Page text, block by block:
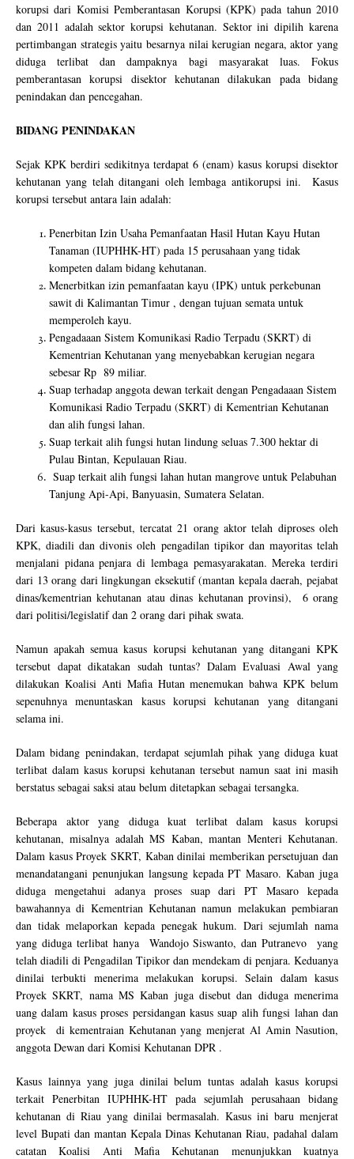
korupsi dari Komisi Pemberantasan Korupsi (KPK) pada tahun 2010
dan 2011 adalah sektor korupsi kehutanan. Sektor ini dipilih karena
pertimbangan strategis yaitu besarnya nilai kerugian negara, aktor yang
diduga terlibat dan dampaknya bagi masyarakat luas. Fokus
pemberantasan korupsi disektor kehutanan dilakukan pada bidang
penindakan dan pencegahan.
BIDANG PENINDAKAN
Sejak KPK berdiri sedikitnya terdapat 6 (enam) kasus korupsi disektor
kehutanan yang telah ditangani oleh lembaga antikorupsi ini. Kasus
korupsi tersebut antara lain adalah:
Penerbitan Izin Usaha Pemanfaatan Hasil Hutan Kayu Hutan
Tanaman (IUPHHK-HT) pada 15 perusahaan yang tidak
kompeten dalam bidang kehutanan.
Menerbitkan izin pemanfaatan kayu (IPK) untuk perkebunan
sawit di Kalimantan Timur , dengan tujuan semata untuk
memperoleh kayu.
Pengadaaan Sistem Komunikasi Radio Terpadu (SKRT) di
Kementrian Kehutanan yang menyebabkan kerugian negara
sebesar Rp 89 miliar.
Suap terhadap anggota dewan terkait dengan Pengadaaan Sistem
Komunikasi Radio Terpadu (SKRT) di Kementrian Kehutanan
dan alih fungsi lahan.
Suap terkait alih fungsi hutan lindung seluas 7.300 hektar di
Pulau Bintan, Kepulauan Riau.
Suap terkait alih fungsi lahan hutan mangrove untuk Pelabuhan
Tanjung Api-Api, Banyuasin, Sumatera Selatan.
Dari kasus-kasus tersebut, tercatat 21 orang aktor telah diproses oleh
KPK, diadili dan divonis oleh pengadilan tipikor dan mayoritas telah
menjalani pidana penjara di lembaga pemasyarakatan. Mereka terdiri
dari 13 orang dari lingkungan eksekutif (mantan kepala daerah, pejabat
dinas/kementrian kehutanan atau dinas kehutanan provinsi), 6 orang
dari politisi/legislatif dan 2 orang dari pihak swata.
Namun apakah semua kasus korupsi kehutanan yang ditangani KPK
tersebut dapat dikatakan sudah tuntas? Dalam Evaluasi Awal yang
dilakukan Koalisi Anti Mafia Hutan menemukan bahwa KPK belum
sepenuhnya menuntaskan kasus korupsi kehutanan yang ditangani
selama ini.
Dalam bidang penindakan, terdapat sejumlah pihak yang diduga kuat
terlibat dalam kasus korupsi kehutanan tersebut namun saat ini masih
berstatus sebagai saksi atau belum ditetapkan sebagai tersangka.
Beberapa aktor yang diduga kuat terlibat dalam kasus korupsi
kehutanan, misalnya adalah MS Kaban, mantan Menteri Kehutanan.
Dalam kasus Proyek SKRT, Kaban dinilai memberikan persetujuan dan
menandatangani penunjukan langsung kepada PT Masaro. Kaban juga
diduga mengetahui adanya proses suap dari PT Masaro kepada
bawahannya di Kementrian Kehutanan namun melakukan pembiaran
dan tidak melaporkan kepada penegak hukum. Dari sejumlah nama
yang diduga terlibat hanya Wandojo Siswanto, dan Putranevo yang
telah diadili di Pengadilan Tipikor dan mendekam di penjara. Keduanya
dinilai terbukti menerima melakukan korupsi. Selain dalam kasus
Proyek SKRT, nama MS Kaban juga disebut dan diduga menerima
uang dalam kasus proses persidangan kasus suap alih fungsi lahan dan
proyek di kementraian Kehutanan yang menjerat Al Amin Nasution,
anggota Dewan dari Komisi Kehutanan DPR .
Kasus lainnya yang juga dinilai belum tuntas adalah kasus korupsi
terkait Penerbitan IUPHHK-HT pada sejumlah perusahaan bidang
kehutanan di Riau yang dinilai bermasalah. Kasus ini baru menjerat
level Bupati dan mantan Kepala Dinas Kehutanan Riau, padahal dalam
catatan Koalisi Anti Mafia Kehutanan menunjukkan kuatnya